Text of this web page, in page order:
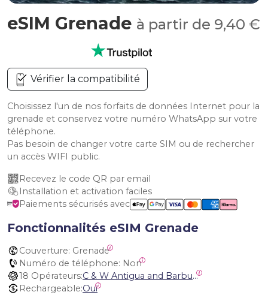
eSIM Grenade à partir de 9,40 €
Vérifier la compatibilité
Choisissez l'un de nos forfaits de données Internet pour la
grenade et conservez votre numéro WhatsApp sur votre
téléphone.
Pas besoin de changer votre carte SIM ou de rechercher
un accès WIFI public.
Recevez le code QR par email
Installation et activation faciles
Paiements sécurisés avec
Fonctionnalités eSIM Grenade
Couverture: Grenade
Numéro de téléphone: Non
18 Opérateurs:
C & W Antigua and Barbuda, Cable and Wireless Anguilla, Cable & Wireless - LIME, Setel Netherlands Antilles, BTC Bahamas, C&W (Flow), Claro, Bouygues/DigiCel, Dauphin, Free, Cable & Wireless Jamaica, Cable & Wireless Saint Kitts and Nevis, Cable & Wireless Saint Lucia, Cable & Wireless Montserrat, Liberty, Telephone Company Puerto Rico , Cable & Wireless, C & W Saint Vincent and Grenadines
Rechargeable:Oui